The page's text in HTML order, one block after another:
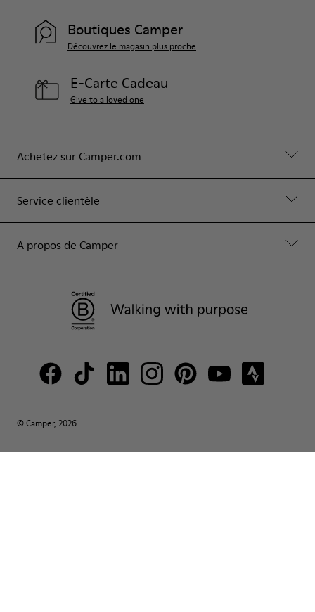
Achetez sur Camper.com
Service clientèle
A propos de Camper
Boutiques Camper
Découvrez le magasin plus proche
E-Carte Cadeau
Give to a loved one
© Camper, 2026